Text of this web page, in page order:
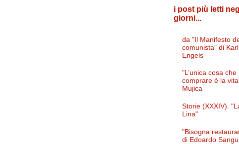
i post più letti
giorni...
da "Il Manifesto
comunista" di
Engels
"L’unica cosa
comprare è la
Mujica
Storie (XXXIV).
Lina"
"Bisogna
di Edoardo